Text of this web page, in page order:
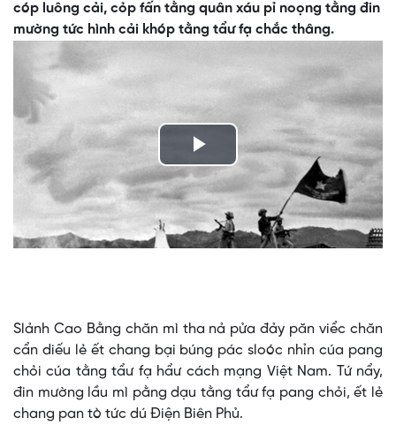
cóp luông cải, cỏp fấn tằng quân xáu pỉ noọng tằng đin
mường tức hình cải khóp tằng tẩư fạ chắc thâng.
Play
Video
Slảnh Cao Bằng chăn mì tha nả pửa đảy păn viểc chăn
cẩn diếu lẻ ết chang bại búng pác sloóc nhỉn cúa pang
chỏi cúa tằng tẩư fạ hẩư cách mạng Việt Nam. Tứ nẩy,
đin mường lầu mì pằng dạu tằng tẩư fạ pang chỏi, ết lẻ
chang pan tò tức dú Điện Biên Phủ.